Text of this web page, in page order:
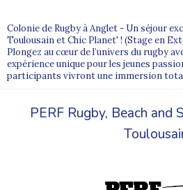
Colonie de Rugby à Anglet - Un séjour
Toulousain et Chic Planet' ! (Stage en
Plongez au cœur de l’univers du rugby
expérience unique pour les jeunes
participants vivront une immersion
PERF Rugby, Beach and